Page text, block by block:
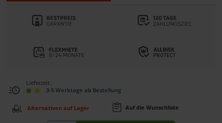
Lieferzeit:
3-5 Werktage ab Bestellung
Alternativen auf Lager Auf die Wunschliste